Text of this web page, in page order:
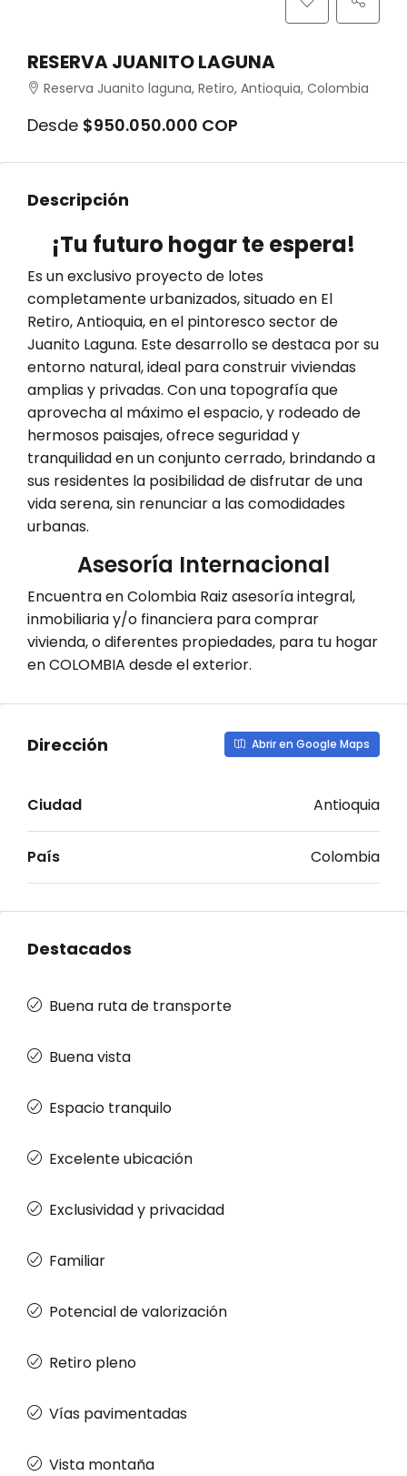
RESERVA JUANITO LAGUNA
Reserva Juanito laguna, Retiro, Antioquia, Colombia
Desde $950.050.000 COP
Descripción
¡Tu futuro hogar te espera!
Es un exclusivo proyecto de lotes
completamente urbanizados, situado en El
Retiro, Antioquia, en el pintoresco sector de
Juanito Laguna. Este desarrollo se destaca por su
entorno natural, ideal para construir viviendas
amplias y privadas. Con una topografía que
aprovecha al máximo el espacio, y rodeado de
hermosos paisajes, ofrece seguridad y
tranquilidad en un conjunto cerrado, brindando a
sus residentes la posibilidad de disfrutar de una
vida serena, sin renunciar a las comodidades
urbanas.
Asesoría Internacional
Encuentra en Colombia Raiz asesoría integral,
inmobiliaria y/o financiera para comprar
vivienda, o diferentes propiedades, para tu hogar
en COLOMBIA desde el exterior.
Dirección Abrir en Google Maps
Ciudad Antioquia
País Colombia
Destacados
Buena ruta de transporte
Buena vista
Espacio tranquilo
Excelente ubicación
Exclusividad y privacidad
Familiar
Potencial de valorización
Retiro pleno
Vías pavimentadas
Vista montaña